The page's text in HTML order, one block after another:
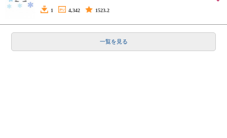
1 4,342 1523.2
一覧を見る